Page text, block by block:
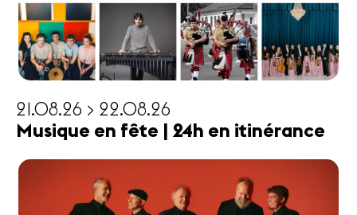
21.08.26 > 22.08.26
Musique en fête | 24h en itinérance